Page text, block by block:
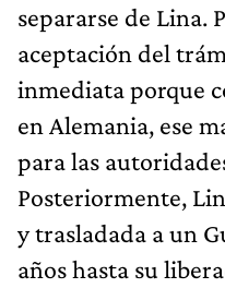
separarse de Lina.
aceptación del
inmediata porque
en Alemania, ese
para las
Posteriormente,
y trasladada a un
años hasta su